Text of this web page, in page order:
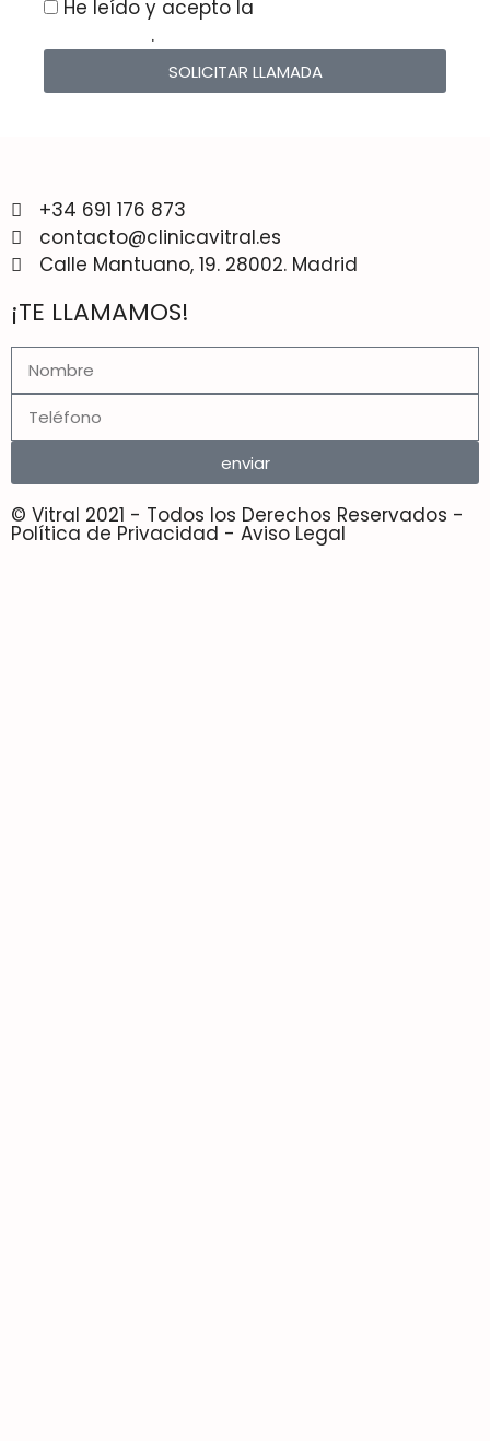
He leído y acepto la
.
SOLICITAR LLAMADA
+34 691 176 873
contacto@clinicavitral.es
Calle Mantuano, 19. 28002. Madrid
¡TE LLAMAMOS!
enviar
© Vitral 2021 - Todos los Derechos Reservados -
Política de Privacidad - Aviso Legal